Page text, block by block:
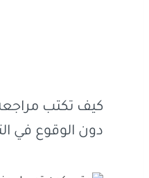
كيف تكتب
دون الوقوع في